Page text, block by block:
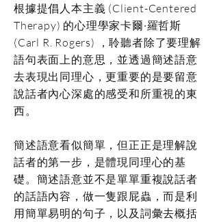
根據提倡人本主義 (Client-Centered
Therapy) 的心理學家卡爾·羅哲斯
(Carl R. Rogers) ，聆聽者除了要理解
語句表面上的意思，並透過簡述語意
去表現出同理心，更重要的是要留意
說話者內心深處的感受和所重視的東
西。
簡述語意看似簡單，但正正是理解說
話者的第一步，是體現同理心的基
礎。簡述語意並不是單單重複說話者
的話語內容，做一隻跟屁蟲，而是利
用簡單易明的句子，以及詞彙去概括